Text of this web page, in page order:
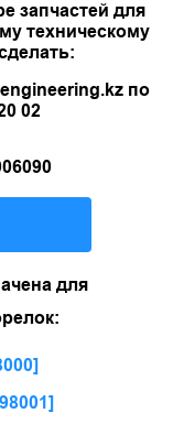
запчастей для
техническому
по
02
для